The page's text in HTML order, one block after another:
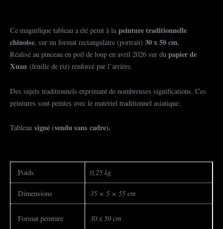
Ce magnifique tableau a été peint à la peinture traditionnelle
chinoise, sur un format rectangulaire (portrait) 30 x 50 cm.
Réalisé au pinceau en poil de loup en avril 2026 sur du papier de
Xuan (feuille de riz) renforcé par l’arrière.
Des sujets traditionnels exprimant de nombreuses significations. Ces
peintures sont peintes avec le matériel traditionnel asiatique.
Tableau signé (vendu sans cadre).
Poids 0,25 kg
Dimensions 35 × 5 × 55 cm
Format peinture 30 x 50 cm